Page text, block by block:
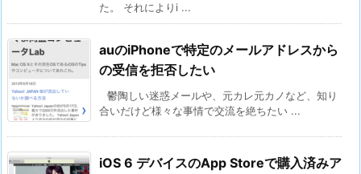
た。 それによりi ...
auのiPhoneで特定のメールアドレスから
の受信を拒否したい
鬱陶しい迷惑メールや、元カレ元カノなど、知り
合いだけど様々な事情で交流を絶ちたい ...
iOS 6 デバイスのApp Storeで購入済みア